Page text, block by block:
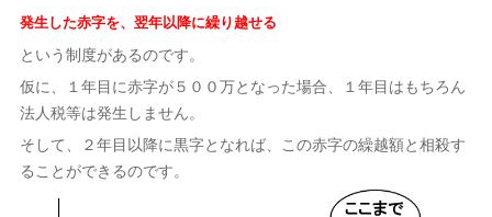
発生した赤字を、翌年以降に繰り越せる
という制度があるのです。
仮に、１年目に赤字が５００万となった場合、１年目はもちろん
法人税等は発生しません。
そして、２年目以降に黒字となれば、この赤字の繰越額と相殺す
ることができるのです。